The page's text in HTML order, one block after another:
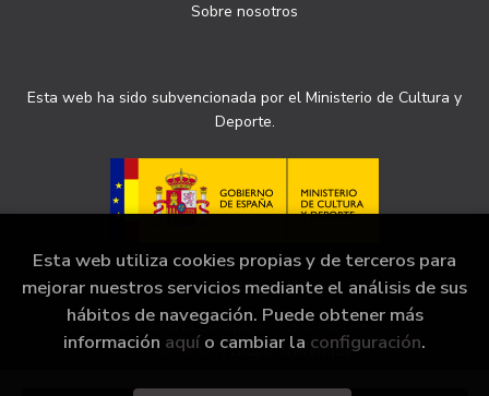
Sobre nosotros
Esta web ha sido subvencionada por el Ministerio de Cultura y
Deporte.
2026 © Librería Sinopsis . Todos los Derechos
Reservados |Grupo Trevenque
Esta web utiliza cookies propias y de terceros para
mejorar nuestros servicios mediante el análisis de sus
hábitos de navegación. Puede obtener más
información aquí o cambiar la configuración.